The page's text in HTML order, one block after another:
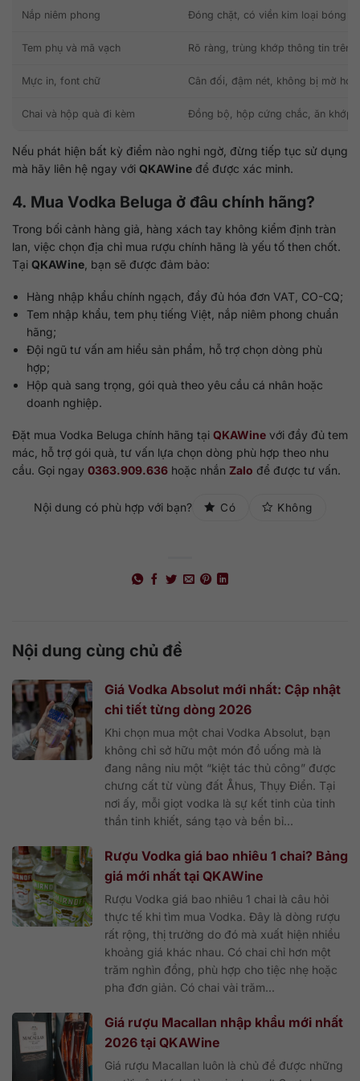
Nắp niêm phong Đóng chặt, có viền kim loại bóng
Tem phụ và mã vạch Rõ ràng, trùng khớp thông tin trên
Mực in, font chữ Cân đối, đậm nét, không bị mờ
Chai và hộp quà đi kèm Đồng bộ, hộp cứng chắc, ăn khớp
Nếu phát hiện bất kỳ điểm nào nghi ngờ, đừng tiếp tục sử dụng
mà hãy liên hệ ngay với QKAWine để được xác minh.
4. Mua Vodka Beluga ở đâu chính hãng?
Trong bối cảnh hàng giả, hàng xách tay không kiểm định tràn
lan, việc chọn địa chỉ mua rượu chính hãng là yếu tố then chốt.
Tại QKAWine , bạn sẽ được đảm bảo:
Hàng nhập khẩu chính ngạch, đầy đủ hóa đơn VAT, CO-CQ;
Tem nhập khẩu, tem phụ tiếng Việt, nắp niêm phong chuẩn
hãng;
Đội ngũ tư vấn am hiểu sản phẩm, hỗ trợ chọn dòng phù
hợp;
Hộp quà sang trọng, gói quà theo yêu cầu cá nhân hoặc
doanh nghiệp.
Đặt mua Vodka Beluga chính hãng tại QKAWine với đầy đủ tem
mác, hỗ trợ gói quà, tư vấn lựa chọn dòng phù hợp theo nhu
cầu. Gọi ngay 0363.909.636 hoặc nhắn Zalo để được tư vấn.
Nội dung có phù hợp với bạn? Có Không
Nội dung cùng chủ đề
Giá Vodka Absolut mới nhất: Cập nhật
chi tiết từng dòng 2026
Khi chọn mua một chai Vodka Absolut, bạn
không chỉ sở hữu một món đồ uống mà là
đang nâng niu một “kiệt tác thủ công” được
chưng cất từ vùng đất Åhus, Thụy Điển. Tại
nơi ấy, mỗi giọt vodka là sự kết tinh của tinh
thần tinh khiết, sáng tạo và bền bỉ...
Rượu Vodka giá bao nhiêu 1 chai? Bảng
giá mới nhất tại QKAWine
Rượu Vodka giá bao nhiêu 1 chai là câu hỏi
thực tế khi tìm mua Vodka. Đây là dòng rượu
rất rộng, thị trường do đó mà xuất hiện nhiều
khoảng giá khác nhau. Có chai chỉ hơn một
trăm nghìn đồng, phù hợp cho tiệc nhẹ hoặc
pha đơn giản. Có chai vài trăm...
Giá rượu Macallan nhập khẩu mới nhất
2026 tại QKAWine
Giá rượu Macallan luôn là chủ đề được những